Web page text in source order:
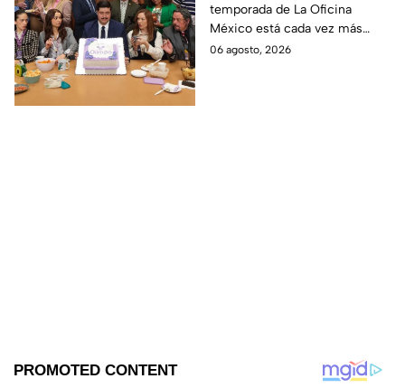
detalle desata teorías
entre los fans
temporada de La Oficina
México está cada vez más
cerca, pues el elenco ya se
06 agosto, 2026